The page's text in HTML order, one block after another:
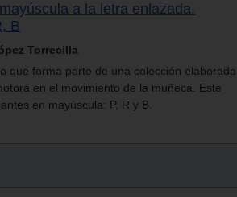
a la letra enlazada.
B
Torrecilla
que forma parte de una colección elaborada
en el movimiento de la muñeca. Este
en mayúscula: P, R y B.